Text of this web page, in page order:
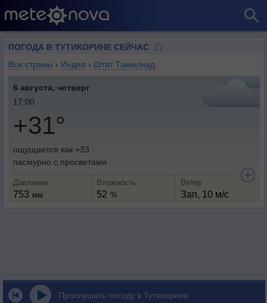
ПОГОДА В ТУТИКОРИНЕ СЕЙЧАС
Все страны › Индия › Штат Тамилнад
6 августа, четверг
17:00
+31°
ощущается как +33
пасмурно с просветами
Давление
753 мм
Влажность
52 %
Ветер
Зап, 10 м/с
Прослушать погоду в Тутикорине